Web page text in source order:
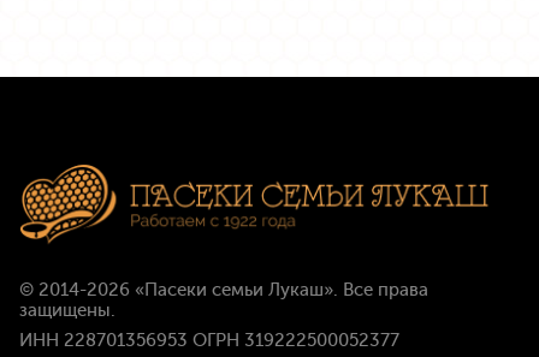
© 2014-2026 «Пасеки семьи Лукаш». Все права
защищены.
ИНН 228701356953 ОГРН 319222500052377